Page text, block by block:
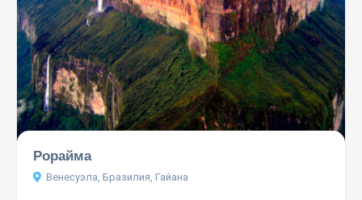
Рорайма
Венесуэла, Бразилия, Гайана